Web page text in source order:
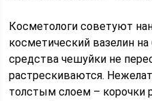
Косметологи советуют
косметический вазелин
средства чешуйки не
растрескиваются.
толстым слоем –